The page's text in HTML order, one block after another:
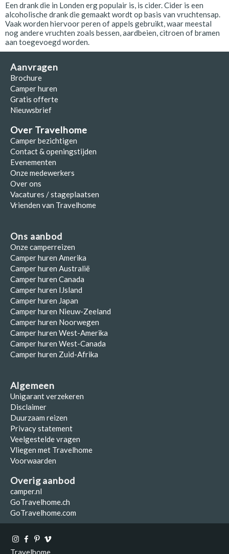
Een drank die in Londen erg populair is, is cider. Cider is een
alcoholische drank die gemaakt wordt op basis van vruchtensap.
Vaak worden hiervoor peren of appels gebruikt, waar meestal
nog andere vruchten zoals bessen, aardbeien, citroen of bramen
aan toegevoegd worden.
Aanvragen
Brochure
Camper huren
Gratis offerte
Nieuwsbrief
Over Travelhome
Camper bezichtigen
Contact & openingstijden
Evenementen
Onze medewerkers
Over ons
Vacatures / stageplaatsen
Vrienden van Travelhome
Ons aanbod
Onze camperreizen
Camper huren Amerika
Camper huren Australië
Camper huren Canada
Camper huren IJsland
Camper huren Japan
Camper huren Nieuw-Zeeland
Camper huren Noorwegen
Camper huren West-Amerika
Camper huren West-Canada
Camper huren Zuid-Afrika
Algemeen
Unigarant verzekeren
Disclaimer
Duurzaam reizen
Privacy statement
Veelgestelde vragen
Vliegen met Travelhome
Voorwaarden
Overig aanbod
camper.nl
GoTravelhome.ch
GoTravelhome.com